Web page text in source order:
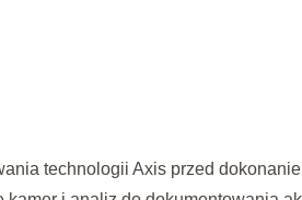
technologii Axis przed